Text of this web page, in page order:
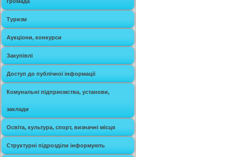
Туризм
Аукціони, конкурси
Закупівлі
Доступ до публічної інформації
Комунальні підприємства, установи,
заклади
Освіта, культура, спорт, визначні місця
Структурні підрозділи інформують